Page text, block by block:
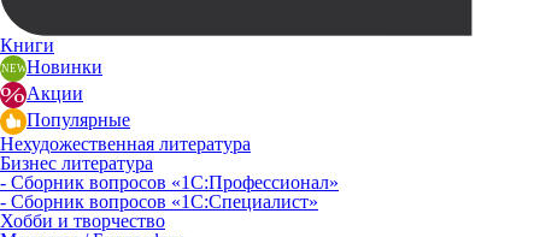
Книги
Новинки
Акции
Популярные
Нехудожественная литература
Бизнес литература
- Сборник вопросов «1С:Профессионал»
- Сборник вопросов «1С:Специалист»
Хобби и творчество